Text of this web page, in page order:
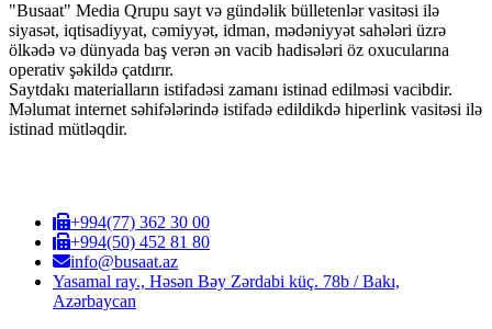
"Busaat" Media Qrupu sayt və gündəlik bülletenlər vasitəsi ilə
siyasət, iqtisadiyyat, cəmiyyət, idman, mədəniyyət sahələri üzrə
ölkədə və dünyada baş verən ən vacib hadisələri öz oxucularına
operativ şəkildə çatdırır.
Saytdakı materialların istifadəsi zamanı istinad edilməsi vacibdir.
Məlumat internet səhifələrində istifadə edildikdə hiperlink vasitəsi ilə
istinad mütləqdir.
+994(77) 362 30 00
+994(50) 452 81 80
info@busaat.az
Yasamal ray., Həsən Bəy Zərdabi küç. 78b / Bakı,
Azərbaycan